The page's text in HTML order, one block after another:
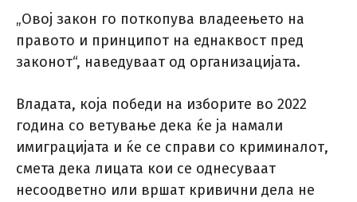
„Овој закон го поткопува владеењето на
правото и принципот на еднаквост пред
законот“, наведуваат од организацијата.
Владата, која победи на изборите во 2022
година со ветување дека ќе ја намали
имиграцијата и ќе се справи со криминалот,
смета дека лицата кои се однесуваат
несоодветно или вршат кривични дела не